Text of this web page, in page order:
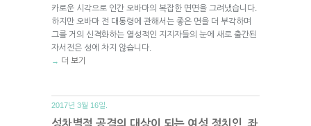
카로운 시각으로 인간 오바마의 복잡한 면면을 그려냈습니다.
하지만 오바마 전 대통령에 관해서는 좋은 면을 더 부각하며
그를 거의 신격화하는 열성적인 지지자들의 눈에 새로 출간된
자서전은 성에 차지 않습니다.
→ 더 보기
2017년 3월 16일.
성차별적 공격의 대상이 되는 여성 정치인, 좌